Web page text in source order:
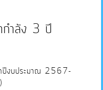
กำลัง 3 ปี
ปีงบประมาณ 2567-